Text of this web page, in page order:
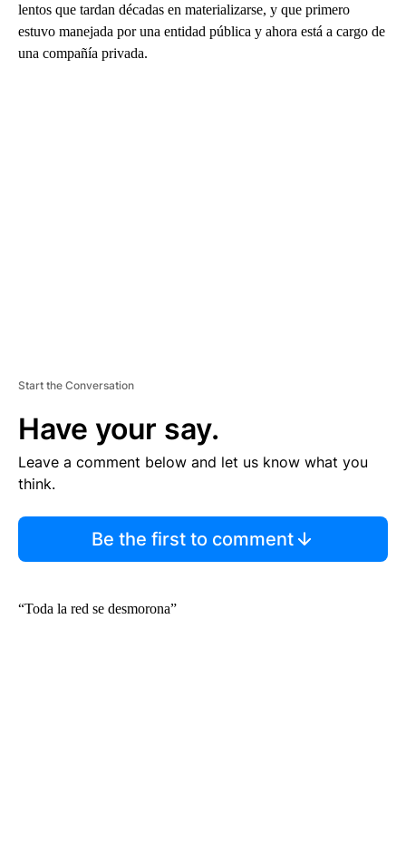
lentos que tardan décadas en materializarse, y que primero
estuvo manejada por una entidad pública y ahora está a cargo de
una compañía privada.
Start the Conversation
Have your say.
Leave a comment below and let us know what you
think.
Be the first to comment
“Toda la red se desmorona”